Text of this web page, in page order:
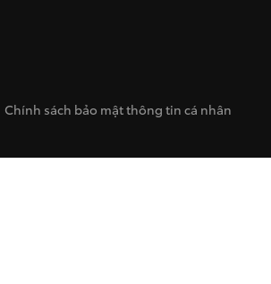
Chính sách bảo mật thông tin cá nhân